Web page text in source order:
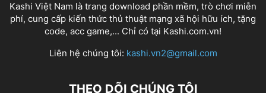
Kashi Việt Nam là trang download phần mềm, trò chơi miễn
phí, cung cấp kiến thức thủ thuật mạng xã hội hữu ích, tặng
code, acc game,... Chỉ có tại Kashi.com.vn!
Liên hệ chúng tôi: kashi.vn2@gmail.com
THEO DÕI CHÚNG TÔI